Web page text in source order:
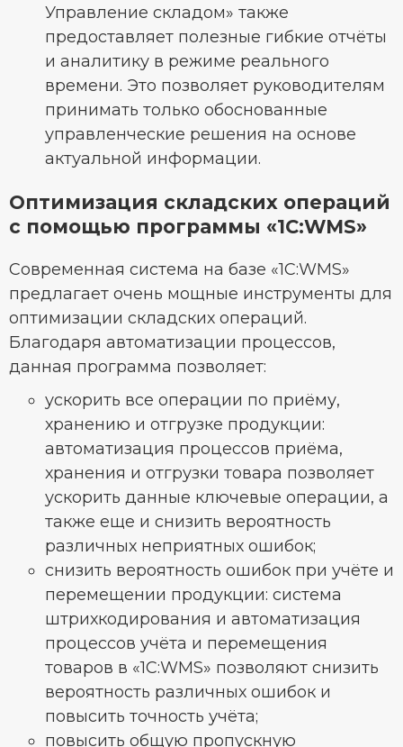
Управление складом» также
предоставляет полезные гибкие отчёты
и аналитику в режиме реального
времени. Это позволяет руководителям
принимать только обоснованные
управленческие решения на основе
актуальной информации.
Оптимизация складских операций
с помощью программы «1С:WMS»
Современная система на базе «1С:WMS»
предлагает очень мощные инструменты для
оптимизации складских операций.
Благодаря автоматизации процессов,
данная программа позволяет:
ускорить все операции по приёму,
хранению и отгрузке продукции:
автоматизация процессов приёма,
хранения и отгрузки товара позволяет
ускорить данные ключевые операции, а
также еще и снизить вероятность
различных неприятных ошибок;
снизить вероятность ошибок при учёте и
перемещении продукции: система
штрихкодирования и автоматизация
процессов учёта и перемещения
товаров в «1С:WMS» позволяют снизить
вероятность различных ошибок и
повысить точность учёта;
повысить общую пропускную